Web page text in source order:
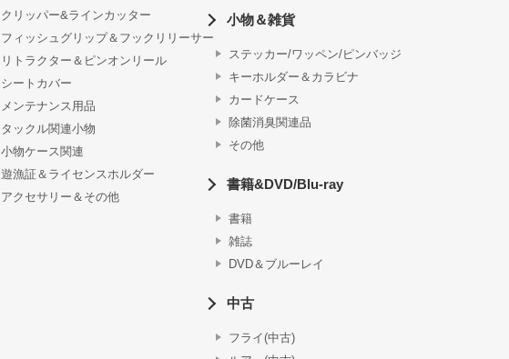
クリッパー&ラインカッター
フィッシュグリップ＆フックリリーサー
リトラクター＆ピンオンリール
シートカバー
メンテナンス用品
タックル関連小物
小物ケース関連
遊漁証＆ライセンスホルダー
アクセサリー＆その他
小物＆雑貨
ステッカー/ワッペン/ピンバッジ
キーホルダー＆カラビナ
カードケース
除菌消臭関連品
その他
書籍&DVD/Blu-ray
書籍
雑誌
DVD＆ブルーレイ
中古
フライ(中古)